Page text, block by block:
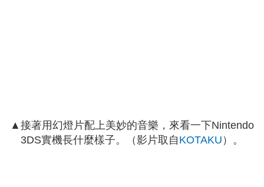
▲接著用幻燈片配上美妙的音樂，來看一下Nintendo
3DS實機長什麼樣子。（影片取自 KOTAKU ）。